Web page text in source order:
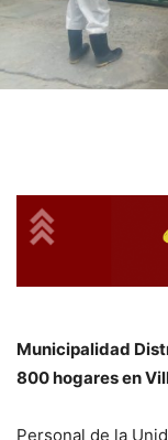
Municipalidad
800 hogares en
Personal de la